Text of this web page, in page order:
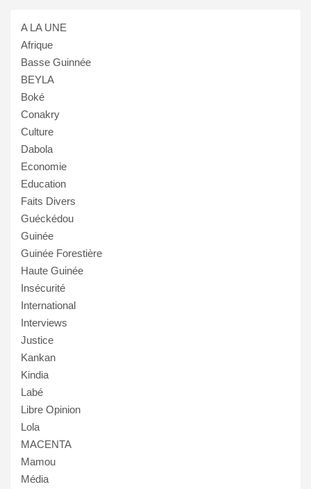
A LA UNE
Afrique
Basse Guinnée
BEYLA
Boké
Conakry
Culture
Dabola
Economie
Education
Faits Divers
Guéckédou
Guinée
Guinée Forestière
Haute Guinée
Insécurité
International
Interviews
Justice
Kankan
Kindia
Labé
Libre Opinion
Lola
MACENTA
Mamou
Média